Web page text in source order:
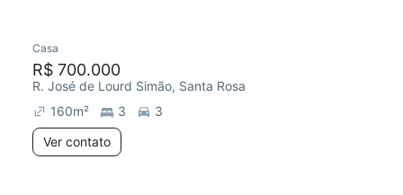
Casa
R$ 700.000
R. José de Lourd Simão, Santa Rosa
160m² 3
3
Ver contato